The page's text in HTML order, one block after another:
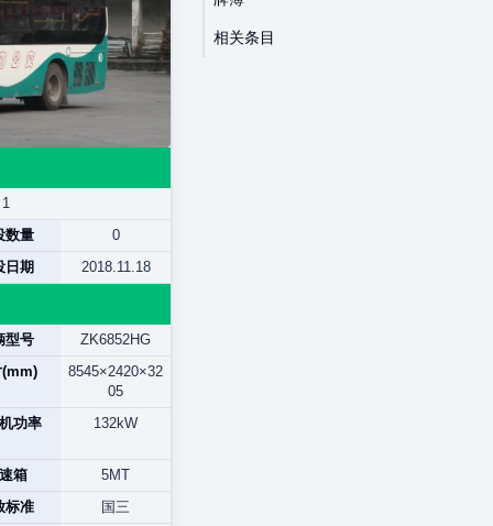
1
数量
0
日期
2018.11.18
型号
ZK6852HG
(mm)
8545×2420×32
05
功率
132kW
箱
5MT
标准
国三
相关条目